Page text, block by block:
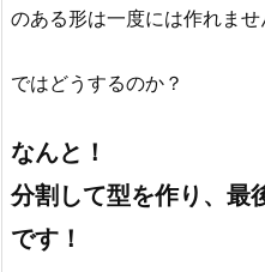
のある形は一度には作れませ
ではどうするのか？
なんと！
分割して型を作り、最
です！